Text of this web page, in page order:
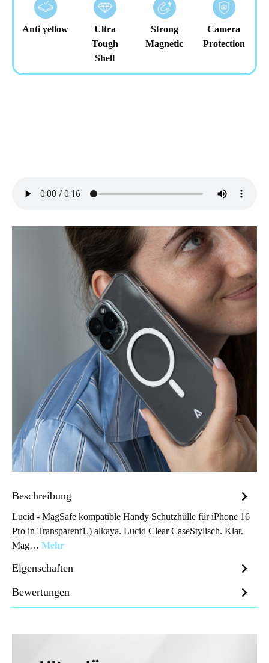
Anti yellow
Ultra
Tough
Shell
Strong
Magnetic
Camera
Protection
Beschreibung
Lucid - MagSafe kompatible Handy Schutzhülle für iPhone 16
Pro in Transparent1.) alkaya. Lucid Clear CaseStylisch. Klar.
Mag… Mehr
Eigenschaften
Bewertungen